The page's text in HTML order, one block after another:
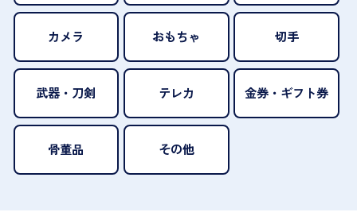
カメラ おもちゃ 切手
武器・刀剣 テレカ 金券・ギフト券
骨董品 その他